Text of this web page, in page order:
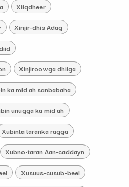
Xiiqdheer
Xinjir-dhis Adag
Xinjiroowga dhiiga
ka mid ah sanbabaha
unugga ka mid ah
Xubinta taranka ragga
Xubno-taran Aan-caddayn
Xusuus-cusub-beel